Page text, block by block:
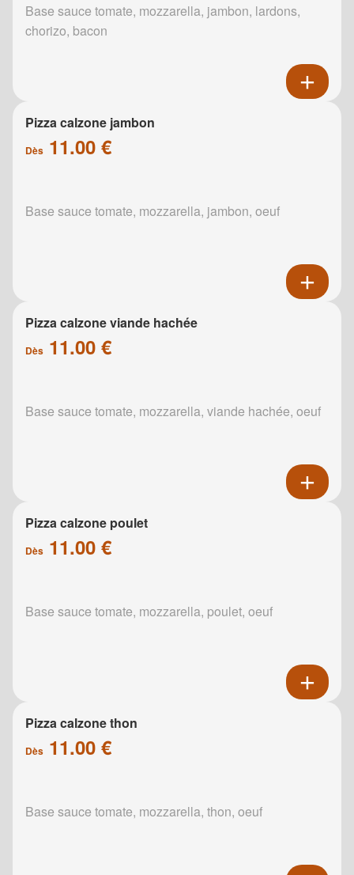
Base sauce tomate, mozzarella, jambon, lardons,
chorizo, bacon
Pizza calzone jambon
Dès 11.00 €
Base sauce tomate, mozzarella, jambon, oeuf
Pizza calzone viande hachée
Dès 11.00 €
Base sauce tomate, mozzarella, viande hachée, oeuf
Pizza calzone poulet
Dès 11.00 €
Base sauce tomate, mozzarella, poulet, oeuf
Pizza calzone thon
Dès 11.00 €
Base sauce tomate, mozzarella, thon, oeuf